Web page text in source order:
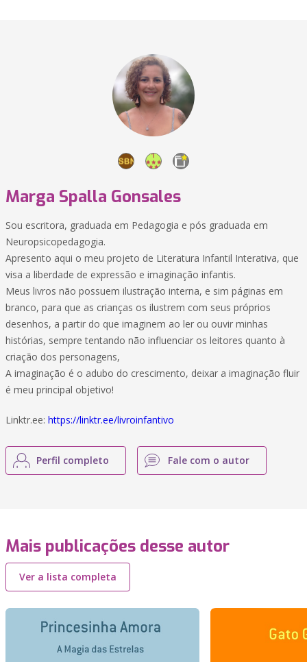
Marga Spalla Gonsales
Sou escritora, graduada em Pedagogia e pós graduada em
Neuropsicopedagogia.
Apresento aqui o meu projeto de Literatura Infantil Interativa, que
visa a liberdade de expressão e imaginação infantis.
Meus livros não possuem ilustração interna, e sim páginas em
branco, para que as crianças os ilustrem com seus próprios
desenhos, a partir do que imaginem ao ler ou ouvir minhas
histórias, sempre tentando não influenciar os leitores quanto à
criação dos personagens,
A imaginação é o adubo do crescimento, deixar a imaginação fluir
é meu principal objetivo!
Linktr.ee: https://linktr.ee/livroinfantivo
Perfil completo Fale com o autor
Mais publicações desse autor
Ver a lista completa